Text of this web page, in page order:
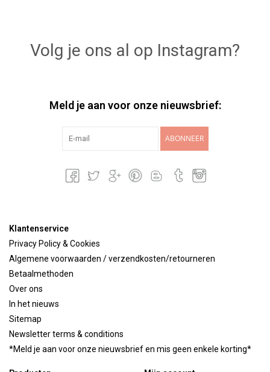
Volg je ons al op Instagram?
Meld je aan voor onze nieuwsbrief:
ABONNEER
Klantenservice
Privacy Policy & Cookies
Algemene voorwaarden / verzendkosten/retourneren
Betaalmethoden
Over ons
In het nieuws
Sitemap
Newsletter terms & conditions
*Meld je aan voor onze nieuwsbrief en mis geen enkele korting*